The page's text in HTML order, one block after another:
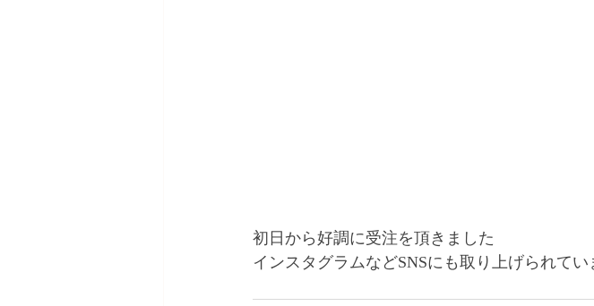
初日から好調に受注を頂きました
インスタグラムなどSNSにも取り上げられてい